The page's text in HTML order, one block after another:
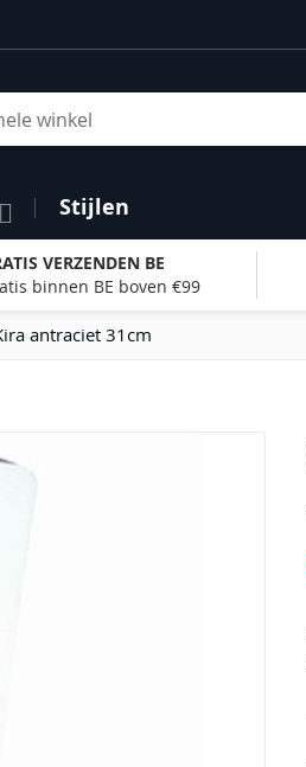
Stijlen
VERZENDEN BE
binnen BE boven €99
antraciet 31cm